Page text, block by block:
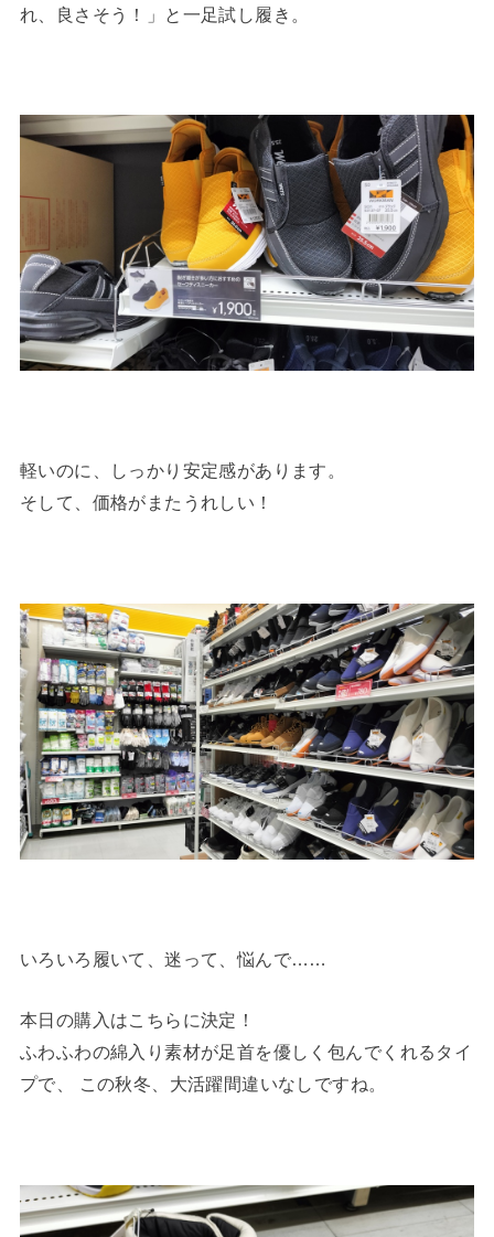
れ、良さそう！」と一足試し履き。
軽いのに、しっかり安定感があります。
そして、価格がまたうれしい！
いろいろ履いて、迷って、悩んで……
本日の購入はこちらに決定！
ふわふわの綿入り素材が足首を優しく包んでくれるタイ
プで、 この秋冬、大活躍間違いなしですね。